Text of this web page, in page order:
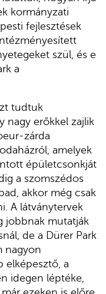
kormányzati
fejlesztések
szül, és e
a
tudtuk
nagy erőkkel zajlik
zárda
amelyek
épületcsonkját
a szomszédos
akkor még csak
A látványtervek
jobbnak mutatják
de a Dürer Park
nagyon
elképesztő, a
idegen léptéke,